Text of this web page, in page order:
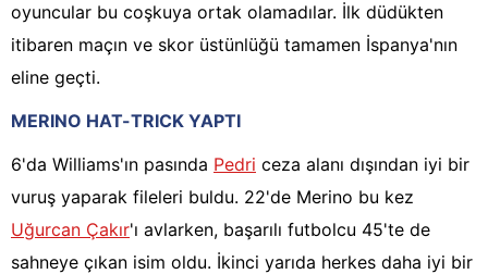
oyuncular bu coşkuya ortak olamadılar. İlk düdükten
itibaren maçın ve skor üstünlüğü tamamen İspanya'nın
eline geçti.
MERINO HAT-TRICK YAPTI
6'da Williams'ın pasında Pedri ceza alanı dışından iyi bir
vuruş yaparak fileleri buldu. 22'de Merino bu kez
Uğurcan Çakır'ı avlarken, başarılı futbolcu 45'te de
sahneye çıkan isim oldu. İkinci yarıda herkes daha iyi bir